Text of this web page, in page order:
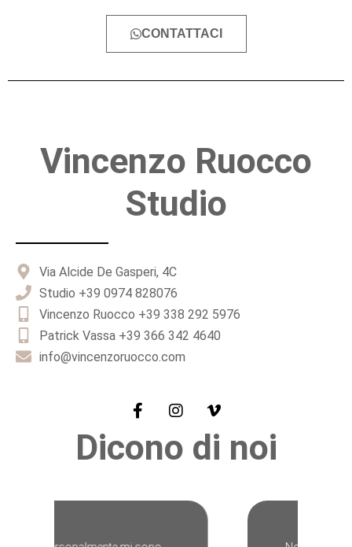
CONTATTACI
Vincenzo Ruocco
Studio
Via Alcide De Gasperi, 4C
Studio +39 0974 828076
Vincenzo Ruocco +39 338 292 5976
Patrick Vassa +39 366 342 4640
info@vincenzoruocco.com
Dicono di noi